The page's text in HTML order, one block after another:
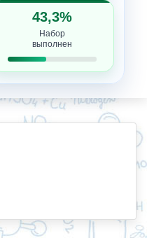
43,3%
Набор
выполнен